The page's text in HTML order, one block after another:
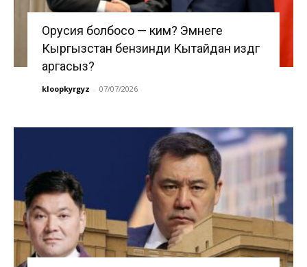
Орусия болбосо — ким? Эмнеге
Кыргызстан бензинди Кытайдан издөөгө
аргасыз?
kloopkyrgyz - 07/07/2026